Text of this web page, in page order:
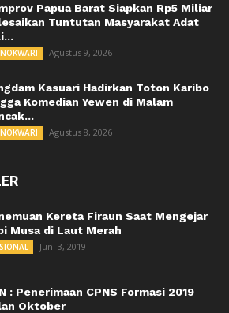
Papua Barat Siapkan Rp5 Miliar
Tuntutan Masyarakat Adat
Agustus 9, 2026
Kasuari Hadirkan Toton Karibo
Komedian Yewen di Malam
Agustus 8, 2026
Kereta Firaun Saat Mengejar
Musa di Laut Merah
Juni 3, 2019
: Penerimaan CPNS Formasi 2019
Oktober